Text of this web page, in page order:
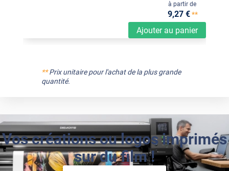
Ajouter au panier
à partir de
9,27 €**
**Prix unitaire pour l'achat de la plus grande
quantité.
Vos créations ou logos imprimés
sur du film !